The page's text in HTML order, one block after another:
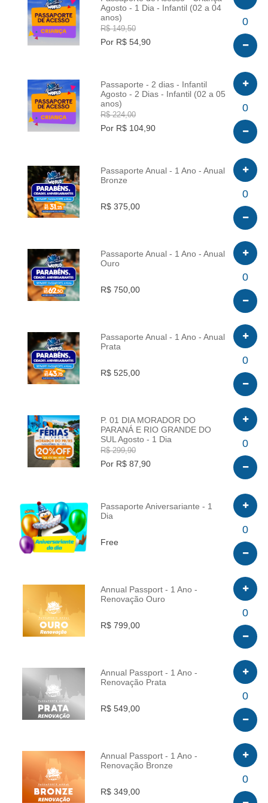
INFO
Agosto - 1 Dia - Infantil (02 a 04
anos)
R$ 149,50
Por R$ 54,90
0
INFO
Passaporte - 2 dias - Infantil
Agosto - 2 Dias - Infantil (02 a 05
anos)
R$ 224,00
Por R$ 104,90
0
INFO
Passaporte Anual - 1 Ano - Anual
Bronze
R$ 375,00
0
INFO
Passaporte Anual - 1 Ano - Anual
Ouro
R$ 750,00
0
INFO
Passaporte Anual - 1 Ano - Anual
Prata
R$ 525,00
0
INFO
P. 01 DIA MORADOR DO
PARANÁ E RIO GRANDE DO
SUL Agosto - 1 Dia
R$ 299,90
Por R$ 87,90
0
INFO
Passaporte Aniversariante - 1
Dia
Free
0
INFO
Annual Passport - 1 Ano -
Renovação Ouro
R$ 799,00
0
INFO
Annual Passport - 1 Ano -
Renovação Prata
R$ 549,00
0
INFO
Annual Passport - 1 Ano -
Renovação Bronze
R$ 349,00
0